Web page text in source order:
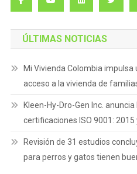
ÚLTIMAS NOTICIAS
Mi Vivienda Colombia
acceso a la vivienda de
Kleen-Hy-Dro-Gen Inc.
certificaciones ISO 9001: 2015
Revisión de 31 estudios
para perros y gatos tienen